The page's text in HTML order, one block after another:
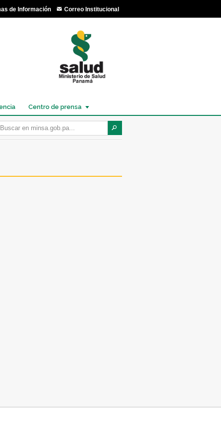
de Información Correo Institucional
Centro de prensa